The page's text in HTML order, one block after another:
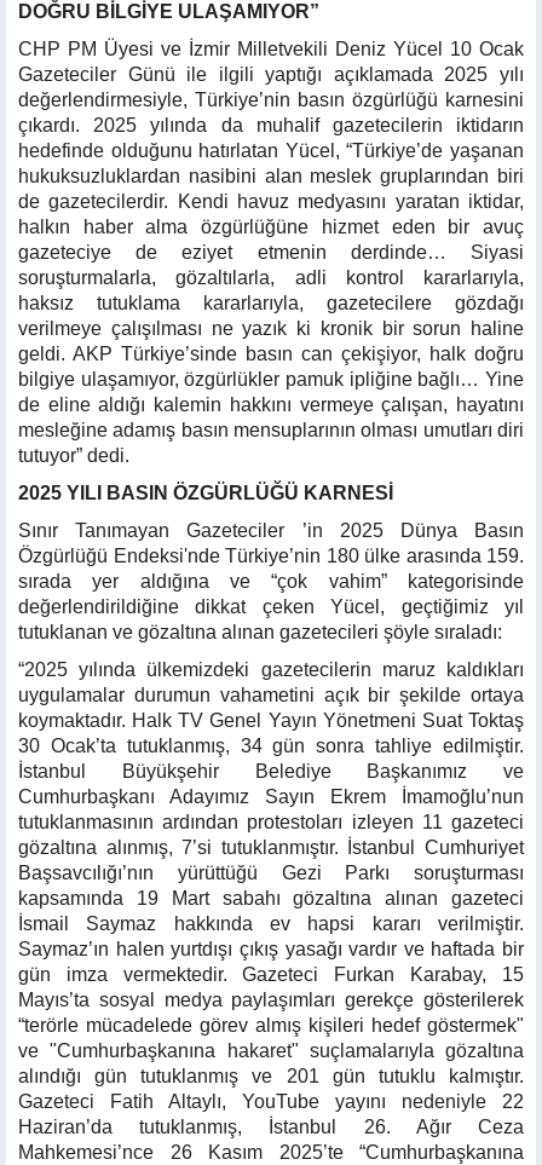
DOĞRU BİLGİYE ULAŞAMIYOR”
CHP PM Üyesi ve İzmir Milletvekili Deniz Yücel 10 Ocak
Gazeteciler Günü ile ilgili yaptığı açıklamada 2025 yılı
değerlendirmesiyle, Türkiye’nin basın özgürlüğü karnesini
çıkardı. 2025 yılında da muhalif gazetecilerin iktidarın
hedefinde olduğunu hatırlatan Yücel, “Türkiye’de yaşanan
hukuksuzluklardan nasibini alan meslek gruplarından biri
de gazetecilerdir. Kendi havuz medyasını yaratan iktidar,
halkın haber alma özgürlüğüne hizmet eden bir avuç
gazeteciye de eziyet etmenin derdinde… Siyasi
soruşturmalarla, gözaltılarla, adli kontrol kararlarıyla,
haksız tutuklama kararlarıyla, gazetecilere gözdağı
verilmeye çalışılması ne yazık ki kronik bir sorun haline
geldi. AKP Türkiye’sinde basın can çekişiyor, halk doğru
bilgiye ulaşamıyor, özgürlükler pamuk ipliğine bağlı… Yine
de eline aldığı kalemin hakkını vermeye çalışan, hayatını
mesleğine adamış basın mensuplarının olması umutları diri
tutuyor” dedi.
2025 YILI BASIN ÖZGÜRLÜĞÜ KARNESİ
Sınır Tanımayan Gazeteciler ’in 2025 Dünya Basın
Özgürlüğü Endeksi'nde Türkiye’nin 180 ülke arasında 159.
sırada yer aldığına ve “çok vahim” kategorisinde
değerlendirildiğine dikkat çeken Yücel, geçtiğimiz yıl
tutuklanan ve gözaltına alınan gazetecileri şöyle sıraladı:
“2025 yılında ülkemizdeki gazetecilerin maruz kaldıkları
uygulamalar durumun vahametini açık bir şekilde ortaya
koymaktadır. Halk TV Genel Yayın Yönetmeni Suat Toktaş
30 Ocak’ta tutuklanmış, 34 gün sonra tahliye edilmiştir.
İstanbul Büyükşehir Belediye Başkanımız ve
Cumhurbaşkanı Adayımız Sayın Ekrem İmamoğlu’nun
tutuklanmasının ardından protestoları izleyen 11 gazeteci
gözaltına alınmış, 7’si tutuklanmıştır. İstanbul Cumhuriyet
Başsavcılığı’nın yürüttüğü Gezi Parkı soruşturması
kapsamında 19 Mart sabahı gözaltına alınan gazeteci
İsmail Saymaz hakkında ev hapsi kararı verilmiştir.
Saymaz’ın halen yurtdışı çıkış yasağı vardır ve haftada bir
gün imza vermektedir. Gazeteci Furkan Karabay, 15
Mayıs’ta sosyal medya paylaşımları gerekçe gösterilerek
“terörle mücadelede görev almış kişileri hedef göstermek"
ve "Cumhurbaşkanına hakaret" suçlamalarıyla gözaltına
alındığı gün tutuklanmış ve 201 gün tutuklu kalmıştır.
Gazeteci Fatih Altaylı, YouTube yayını nedeniyle 22
Haziran’da tutuklanmış, İstanbul 26. Ağır Ceza
Mahkemesi’nce 26 Kasım 2025’te “Cumhurbaşkanına